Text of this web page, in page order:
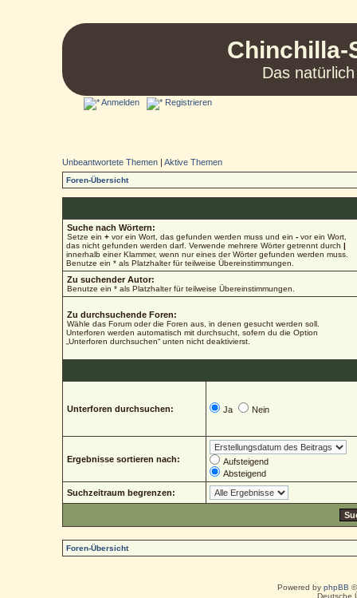
Chinchilla-
Das
Anmelden Registrieren
Unbeantwortete Themen |Aktive Themen
Foren-Übersicht
Suche nach Wörtern:
Setze ein+ vor ein Wort, das gefunden werden muss und ein- vor ein Wort,
das nicht gefunden werden darf. Verwende mehrere Wörter getrennt durch|
innerhalb einer Klammer, wenn nur eines der Wörter gefunden werden muss.
Benutze ein * als Platzhalter für teilweise Übereinstimmungen.
Zu suchender Autor:
Benutze ein * als Platzhalter für teilweise Übereinstimmungen.
Zu durchsuchende Foren:
Wähle das Forum oder die Foren aus, in denen gesucht werden soll.
Unterforen werden automatisch mit durchsucht, sofern du die Option
„Unterforen durchsuchen“ unten nicht deaktivierst.
Unterforen durchsuchen: Ja Nein
Ergebnisse sortieren nach:
Aufsteigend
Absteigend
Suchzeitraum begrenzen:
Foren-Übersicht
Powered by phpBB
Deutsche